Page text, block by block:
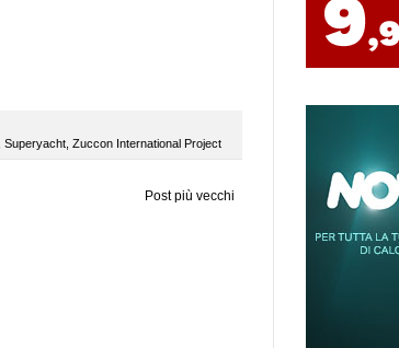
Superyacht Zuccon International Project
Post più vecchi